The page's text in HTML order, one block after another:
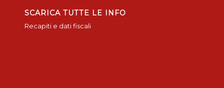
SCARICA TUTTE LE INFO
Recapiti e dati fiscali